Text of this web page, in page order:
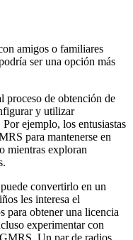
amigos o familiares
ser una opción más
proceso de obtención de
y utilizar
ejemplo, los entusiastas
para mantenerse en
mientras exploran
convertirlo en un
les interesa el
para obtener una licencia
experimentar con